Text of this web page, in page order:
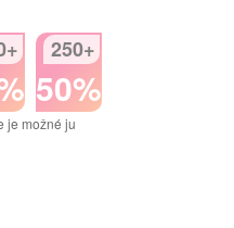
250+
50%
je možné ju